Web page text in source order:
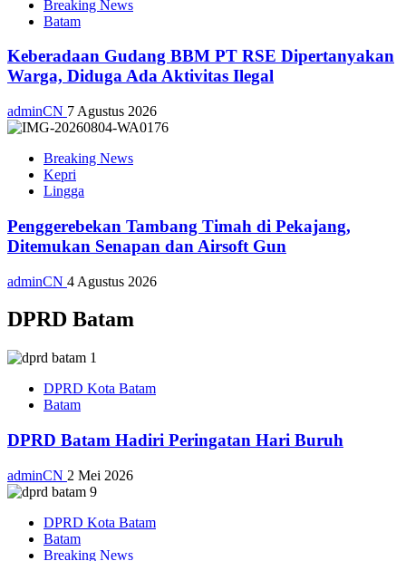
Breaking News
Batam
Keberadaan Gudang BBM PT RSE Dipertanyakan
Warga, Diduga Ada Aktivitas Ilegal
adminCN 7 Agustus 2026
Breaking News
Kepri
Lingga
Penggerebekan Tambang Timah di Pekajang,
Ditemukan Senapan dan Airsoft Gun
adminCN 4 Agustus 2026
DPRD Batam
DPRD Kota Batam
Batam
DPRD Batam Hadiri Peringatan Hari Buruh
adminCN 2 Mei 2026
DPRD Kota Batam
Batam
Breaking News